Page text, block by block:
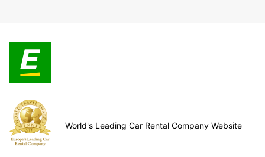
World's Leading Car Rental Company Website